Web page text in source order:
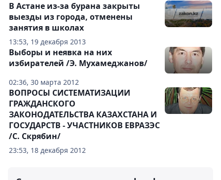
13:53, 19 декабря 2013
В Астане из-за бурана закрыты
выезды из города, отменены
занятия в школах
02:36, 30 марта 2012
Выборы и неявка на них
избирателей /Э. Мухамеджанов/
23:53, 18 декабря 2012
ВОПРОСЫ СИСТЕМАТИЗАЦИИ
ГРАЖДАНСКОГО
ЗАКОНОДАТЕЛЬСТВА КАЗАХСТАНА И
ГОСУДАРСТВ - УЧАСТНИКОВ ЕВРАЗЭС
/С. Скрябин/